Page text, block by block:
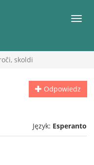
skoldi
Odpowiedz
Język: Esperanto